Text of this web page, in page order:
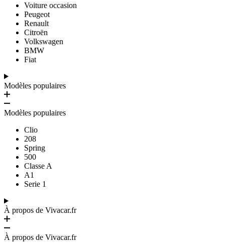
Voiture occasion
Peugeot
Renault
Citroën
Volkswagen
BMW
Fiat
Modèles populaires
Modèles populaires
Clio
208
Spring
500
Classe A
A1
Serie 1
À propos de Vivacar.fr
À propos de Vivacar.fr